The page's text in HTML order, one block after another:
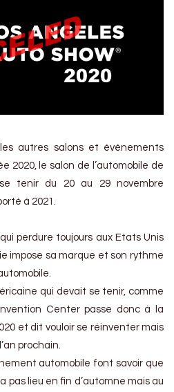
autres salons et événements
2020, le salon de l’automobile de
tenir du 20 au 29 novembre
à 2021.
perdure toujours aux Etats Unis
impose sa marque et son rythme
qui devait se tenir, comme
Center passe donc à la
et dit vouloir se réinventer mais
prochain.
automobile font savoir que
pas lieu en fin d’automne mais au